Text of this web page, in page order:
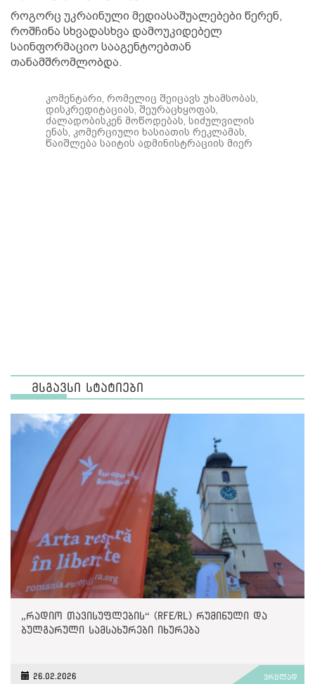
როგორც უკრაინული მედიასაშუალებები წერენ,
როშჩინა სხვადასხვა დამოუკიდებელ
საინფორმაციო სააგენტოებთან
თანამშრომლობდა.
კომენტარი, რომელიც შეიცავს უხამსობას,
დისკრედიტაციას, შეურაცხყოფას,
ძალადობისკენ მოწოდებას, სიძულვილის
ენას, კომერციული ხასიათის რეკლამას,
წაიშლება საიტის ადმინისტრაციის მიერ
მსგავსი სტატიები
„რადიო თავისუფლების“ (RFE/RL) რუმინული და
ბულგარული სამსახურები იხურება
26.02.2026 ვრცლად